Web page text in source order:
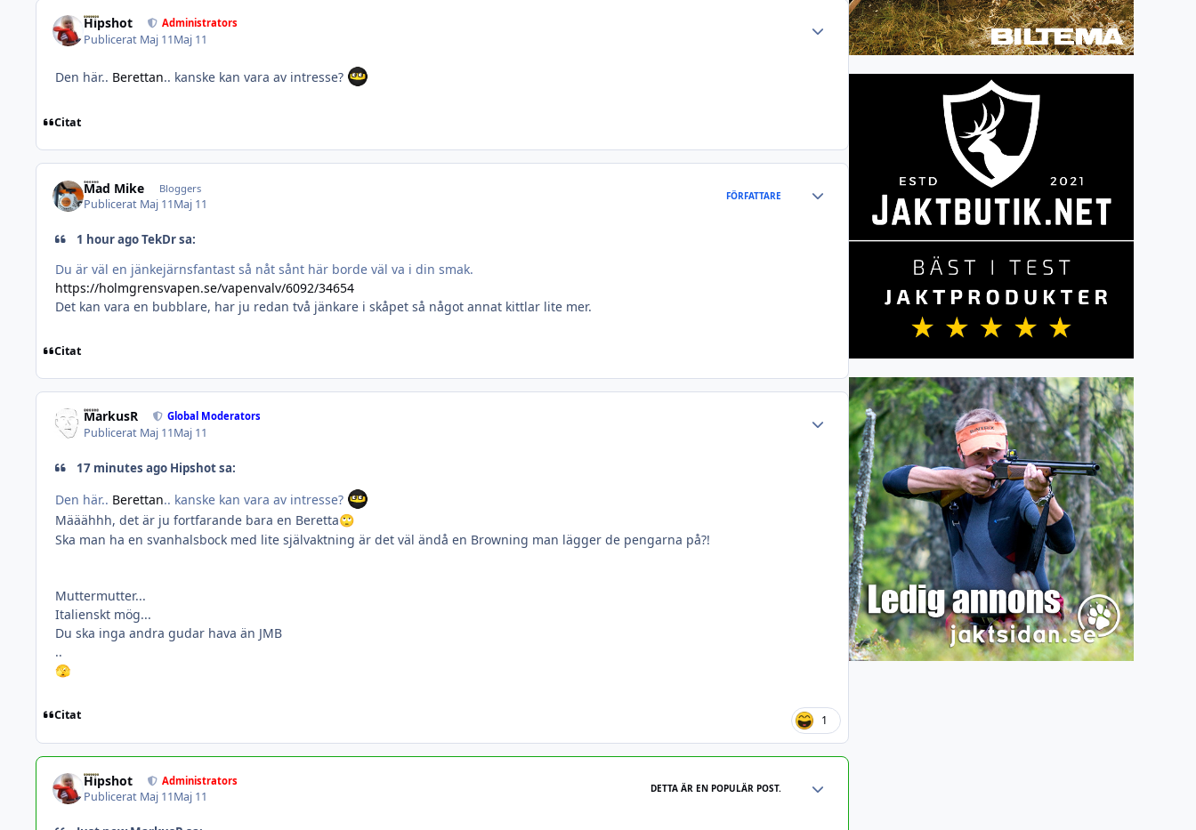
Hipshot Administrators
Publicerat Maj 11Maj 11
Author stats
Den här.. Berettan.. kanske kan vara av intresse?
Citat
Mad Mike Bloggers
Publicerat Maj 11Maj 11
FÖRFATTARE
1 hour ago TekDr sa:
Du är väl en jänkejärnsfantast så nåt sånt här borde väl va i din smak.
https://holmgrensvapen.se/vapenvalv/6092/34654
Det kan vara en bubblare, har ju redan två jänkare i skåpet så något annat kittlar lite mer.
Citat
MarkusR Global Moderators
Publicerat Maj 11Maj 11
Author stats
17 minutes ago Hipshot sa:
Den här.. Berettan.. kanske kan vara av intresse?
Määähhh, det är ju fortfarande bara en Beretta🙄
Ska man ha en svanhalsbock med lite självaktning är det väl ändå en Browning man lägger de pengarna på?!
Muttermutter...
Italienskt mög...
Du ska inga andra gudar hava än JMB
..
🫣
Citat 1
Hipshot Administrators
Publicerat Maj 11Maj 11
DETTA ÄR EN POPULÄR POST.